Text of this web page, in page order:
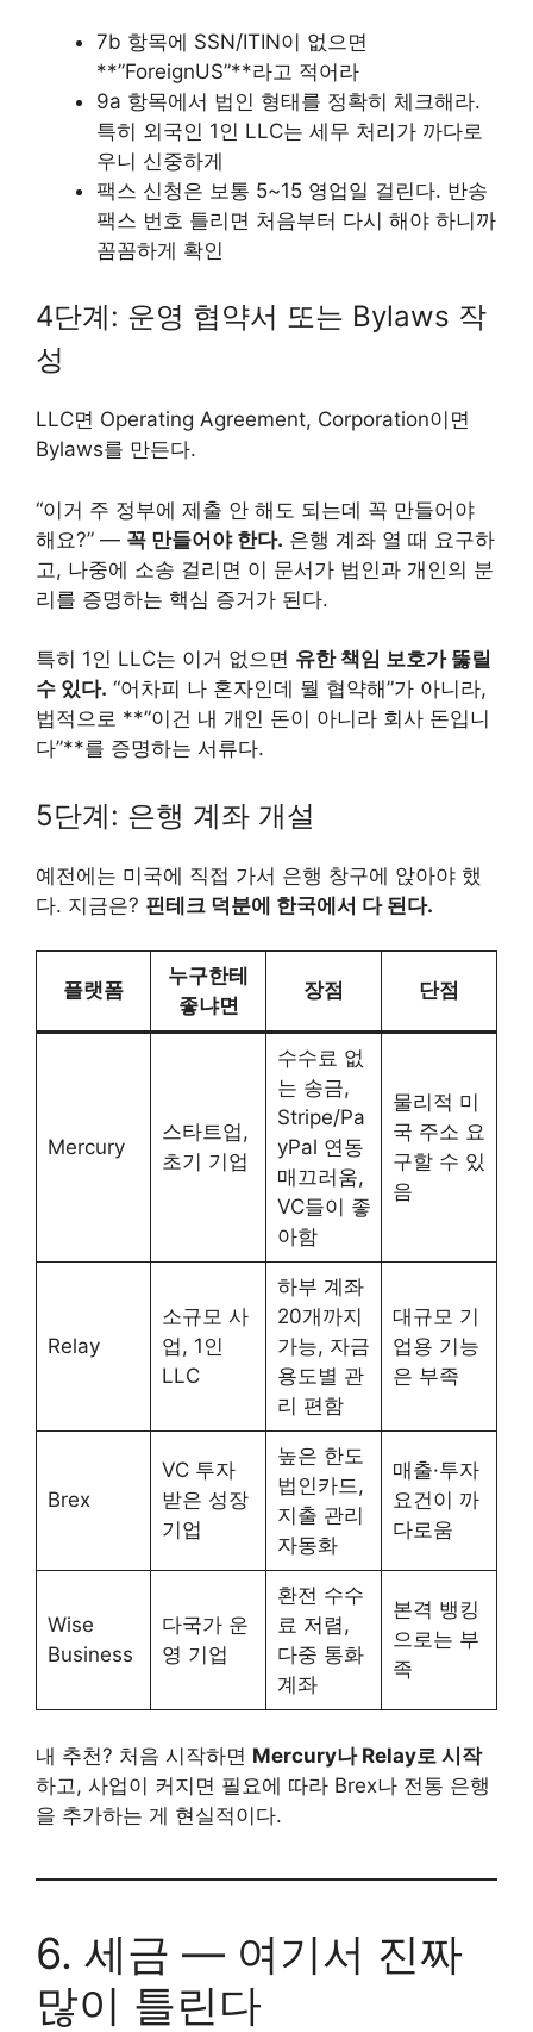
7b 항목에 SSN/ITIN이 없으면
**”ForeignUS”**라고 적어라
9a 항목에서 법인 형태를 정확히 체크해라.
특히 외국인 1인 LLC는 세무 처리가 까다로
우니 신중하게
팩스 신청은 보통 5~15 영업일 걸린다. 반송
팩스 번호 틀리면 처음부터 다시 해야 하니까
꼼꼼하게 확인
4단계: 운영 협약서 또는 Bylaws 작
성
LLC면 Operating Agreement, Corporation이면
Bylaws를 만든다.
“이거 주 정부에 제출 안 해도 되는데 꼭 만들어야
해요?” — 꼭 만들어야 한다. 은행 계좌 열 때 요구하
고, 나중에 소송 걸리면 이 문서가 법인과 개인의 분
리를 증명하는 핵심 증거가 된다.
특히 1인 LLC는 이거 없으면 유한 책임 보호가 뚫릴
수 있다. “어차피 나 혼자인데 뭘 협약해”가 아니라,
법적으로 **”이건 내 개인 돈이 아니라 회사 돈입니
다”**를 증명하는 서류다.
5단계: 은행 계좌 개설
예전에는 미국에 직접 가서 은행 창구에 앉아야 했
다. 지금은? 핀테크 덕분에 한국에서 다 된다.
플랫폼
누구한테
좋냐면
장점 단점
Mercury
스타트업,
초기 기업
수수료 없
는 송금,
Stripe/Pa
yPal 연동
매끄러움,
VC들이 좋
아함
물리적 미
국 주소 요
구할 수 있
음
Relay
소규모 사
업, 1인
LLC
하부 계좌
20개까지
가능, 자금
용도별 관
리 편함
대규모 기
업용 기능
은 부족
Brex
VC 투자
받은 성장
기업
높은 한도
법인카드,
지출 관리
자동화
매출·투자
요건이 까
다로움
Wise
Business
다국가 운
영 기업
환전 수수
료 저렴,
다중 통화
계좌
본격 뱅킹
으로는 부
족
내 추천? 처음 시작하면 Mercury나 Relay로 시작
하고, 사업이 커지면 필요에 따라 Brex나 전통 은행
을 추가하는 게 현실적이다.
6. 세금 — 여기서 진짜
많이 틀린다